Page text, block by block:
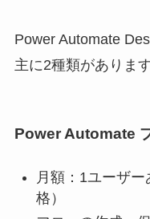
Power Automate
主に2種類があります
Power Automate
月額：1ユーザ
格）